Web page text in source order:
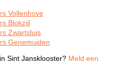
Vollenhove
Blokzijl
Zwartsluis
Genemuiden
Sint Jansklooster? Meld een